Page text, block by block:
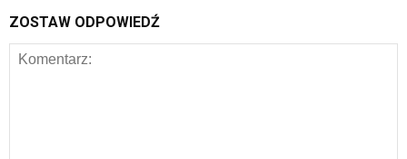
ZOSTAW ODPOWIEDŹ